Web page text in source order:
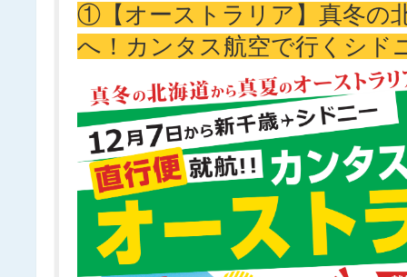
①【オーストラリア】真冬の
へ！カンタス航空で行くシド